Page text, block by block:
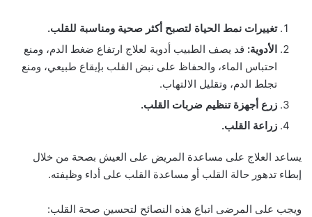
تغييرات نمط الحياة لتصبح أكثر صحية ومناسبة للقلب.
الأدوية: قد يصف الطبيب أدوية لعلاج ارتفاع ضغط الدم، ومنع
احتباس الماء، والحفاظ على نبض القلب بإيقاع طبيعي، ومنع
تجلط الدم، وتقليل الالتهاب.
زرع أجهزة تنظيم ضربات القلب.
زراعة القلب.
يساعد العلاج على مساعدة المريض على العيش بصحة من خلال
إبطاء تدهور حالة القلب أو مساعدة القلب على أداء وظيفته.
ويجب على المرضى اتباع هذه النصائح لتحسين صحة القلب: